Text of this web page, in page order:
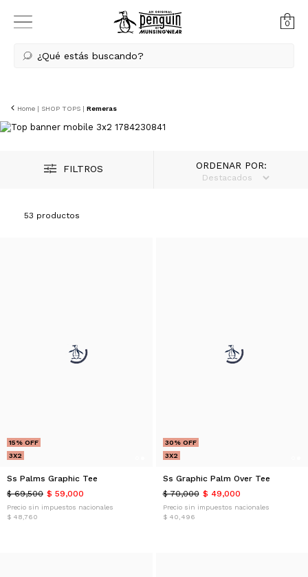
0
¿Qué estás buscando?
Home | SHOP TOPS | Remeras
FILTROS ORDENAR POR:
53 productos
15% OFF
3X2
Ss Palms Graphic Tee
$ 69,500 $ 59,000
Precio sin impuestos nacionales
$ 48,760
30% OFF
3X2
Ss Graphic Palm Over Tee
$ 70,000 $ 49,000
Precio sin impuestos nacionales
$ 40,496